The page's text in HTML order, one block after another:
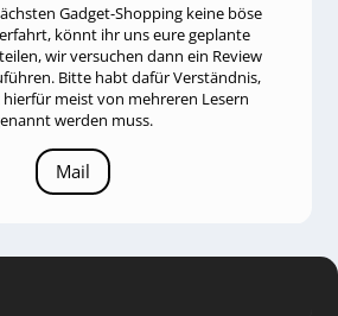
Gadget-Shopping keine böse
könnt ihr uns eure geplante
wir versuchen dann ein Review
Bitte habt dafür Verständnis,
hierfür meist von mehreren Lesern
werden muss.
Mail